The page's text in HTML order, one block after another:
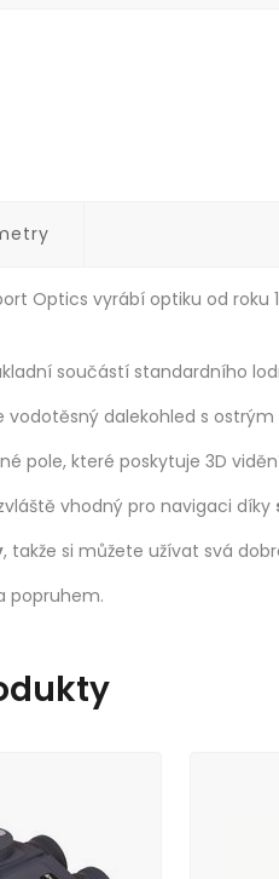
Optics vyrábí optiku od
součástí standardního
vodotěsný dalekohled s
pole, které poskytuje 3D
vhodný pro navigaci díky
, takže si můžete užívat svá
popruhem.